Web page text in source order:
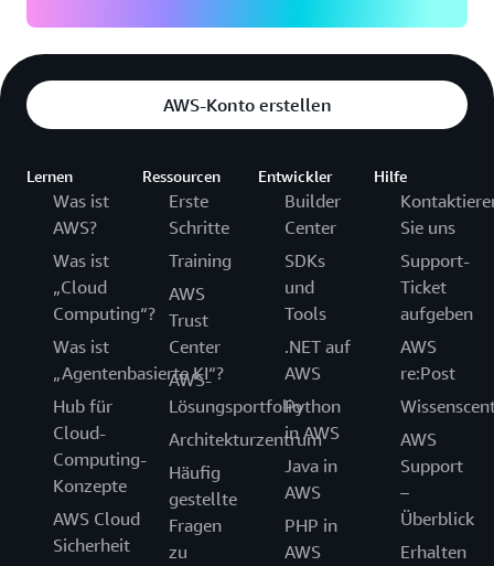
AWS-Konto erstellen
Lernen
Was ist
AWS?
Was ist
„Cloud
Computing“?
Was ist
„Agentenbasierte KI“?
Hub für
Cloud-
Computing-
Konzepte
AWS Cloud
Sicherheit
Ressourcen
Erste
Schritte
Training
AWS
Trust
Center
AWS-
Lösungsportfolio
Architekturzentrum
Häufig
gestellte
Fragen
zu
Entwickler
Builder
Center
SDKs
und
Tools
.NET auf
AWS
Python
in AWS
Java in
AWS
PHP in
AWS
Hilfe
Sie uns
Support-
Ticket
aufgeben
AWS
re:Post
AWS
Support
–
Überblick
Erhalten